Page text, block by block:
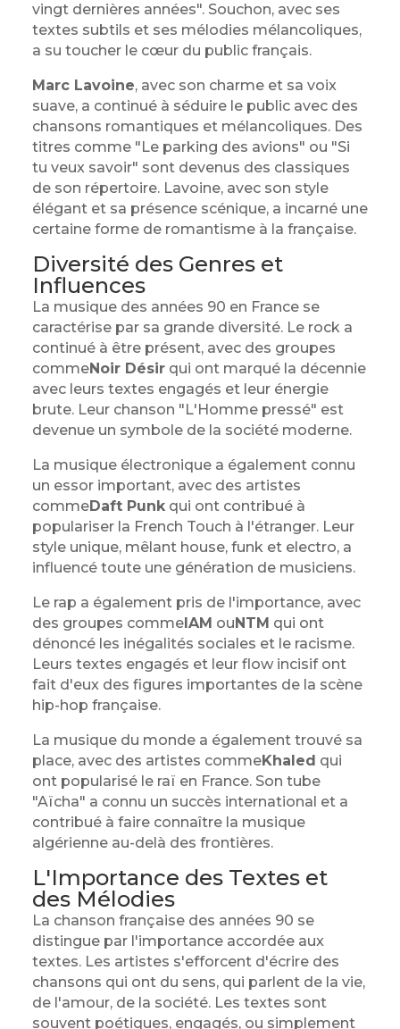
vingt dernières années". Souchon, avec ses
textes subtils et ses mélodies mélancoliques,
a su toucher le cœur du public français.
Marc Lavoine, avec son charme et sa voix
suave, a continué à séduire le public avec des
chansons romantiques et mélancoliques. Des
titres comme "Le parking des avions" ou "Si
tu veux savoir" sont devenus des classiques
de son répertoire. Lavoine, avec son style
élégant et sa présence scénique, a incarné une
certaine forme de romantisme à la française.
Diversité des Genres et
Influences
La musique des années 90 en France se
caractérise par sa grande diversité. Le rock a
continué à être présent, avec des groupes
commeNoir Désirqui ont marqué la décennie
avec leurs textes engagés et leur énergie
brute. Leur chanson "L'Homme pressé" est
devenue un symbole de la société moderne.
La musique électronique a également connu
un essor important, avec des artistes
commeDaft Punkqui ont contribué à
populariser la French Touch à l'étranger. Leur
style unique, mêlant house, funk et electro, a
influencé toute une génération de musiciens.
Le rap a également pris de l'importance, avec
des groupes commeIAM ouNTM qui ont
dénoncé les inégalités sociales et le racisme.
Leurs textes engagés et leur flow incisif ont
fait d'eux des figures importantes de la scène
hip-hop française.
La musique du monde a également trouvé sa
place, avec des artistes commeKhaled qui
ont popularisé le raï en France. Son tube
"Aïcha" a connu un succès international et a
contribué à faire connaître la musique
algérienne au-delà des frontières.
L'Importance des Textes et
des Mélodies
La chanson française des années 90 se
distingue par l'importance accordée aux
textes. Les artistes s'efforcent d'écrire des
chansons qui ont du sens, qui parlent de la vie,
de l'amour, de la société. Les textes sont
souvent poétiques, engagés, ou simplement